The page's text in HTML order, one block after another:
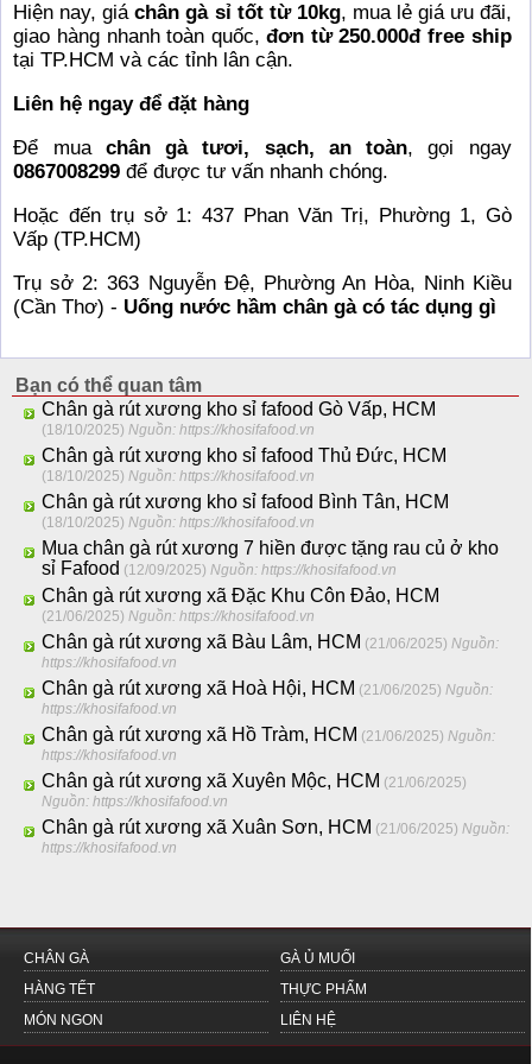
Hiện nay, giáchân gà sỉ tốt từ 10kg, mua lẻ giá ưu đãi,
giao hàng nhanh toàn quốc,đơn từ 250.000đ free ship
tại TP.HCM và các tỉnh lân cận.
Liên hệ ngay để đặt hàng
Để mua chân gà tươi, sạch, an toàn, gọi ngay
0867008299 để được tư vấn nhanh chóng.
Hoặc đến trụ sở 1: 437 Phan Văn Trị, Phường 1, Gò
Vấp (TP.HCM)
Trụ sở 2: 363 Nguyễn Đệ, Phường An Hòa, Ninh Kiều
(Cần Thơ) - Uống nước hầm chân gà có tác dụng gì
Bạn có thể quan tâm
Chân gà rút xương kho sỉ fafood Gò Vấp, HCM
(18/10/2025)Nguồn: https://khosifafood.vn
Chân gà rút xương kho sỉ fafood Thủ Đức, HCM
(18/10/2025)Nguồn: https://khosifafood.vn
Chân gà rút xương kho sỉ fafood Bình Tân, HCM
(18/10/2025)Nguồn: https://khosifafood.vn
Mua chân gà rút xương 7 hiền được tặng rau củ ở kho
sỉ Fafood (12/09/2025)Nguồn: https://khosifafood.vn
Chân gà rút xương xã Đặc Khu Côn Đảo, HCM
(21/06/2025)Nguồn: https://khosifafood.vn
Chân gà rút xương xã Bàu Lâm, HCM (21/06/2025)Nguồn:
https://khosifafood.vn
Chân gà rút xương xã Hoà Hội, HCM (21/06/2025)Nguồn:
https://khosifafood.vn
Chân gà rút xương xã Hồ Tràm, HCM (21/06/2025)Nguồn:
https://khosifafood.vn
Chân gà rút xương xã Xuyên Mộc, HCM (21/06/2025)
Nguồn: https://khosifafood.vn
Chân gà rút xương xã Xuân Sơn, HCM (21/06/2025)Nguồn:
https://khosifafood.vn
CHÂN GÀ
GÀ Ủ MUỐI
HÀNG TẾT
THỰC PHẨM
MÓN NGON
LIÊN HỆ